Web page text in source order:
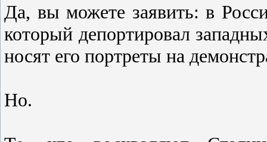
Да, вы можете заявить: в
который депортировал
носят его портреты на
Но.